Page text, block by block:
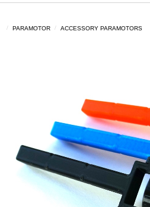
PARAMOTOR ACCESSORY PARAMOTORS